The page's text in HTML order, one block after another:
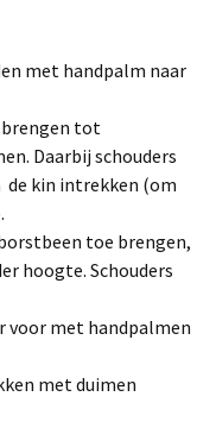
met handpalm naar
brengen tot
Daarbij schouders
de kin intrekken (om
toe brengen,
hoogte. Schouders
voor met handpalmen
met duimen